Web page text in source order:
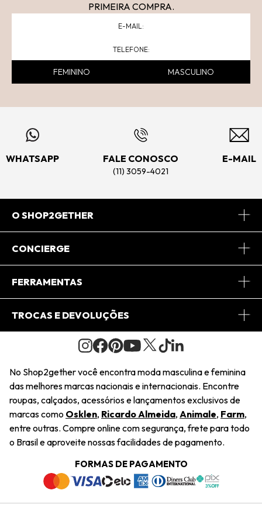
PRIMEIRA COMPRA.
FEMININO MASCULINO
WHATSAPP FALE CONOSCO
(11) 3059-4021
E-MAIL
O SHOP2GETHER
Sobre Nós
Journal
Saiu na Mídia
Sustentabilidade
Navegando
Termos e Condições
Trabalhe Conosco
CONCIERGE
Central de Relacionamento
Regulamento e Promoções
FERRAMENTAS
Minha Conta
Pedido de Presente
Wishlist
TROCAS E DEVOLUÇÕES
Condições Gerais
Troca Fácil
Restituição de Pagamento
Dúvidas Frequentes
Termos e Condições
Política de Privacidade
No Shop2gether você encontra moda masculina e feminina
das melhores marcas nacionais e internacionais. Encontre
roupas, calçados, acessórios e lançamentos exclusivos de
marcas como Osklen, Ricardo Almeida, Animale, Farm,
entre outras. Compre online com segurança, frete para todo
o Brasil e aproveite nossas facilidades de pagamento.
FORMAS DE PAGAMENTO